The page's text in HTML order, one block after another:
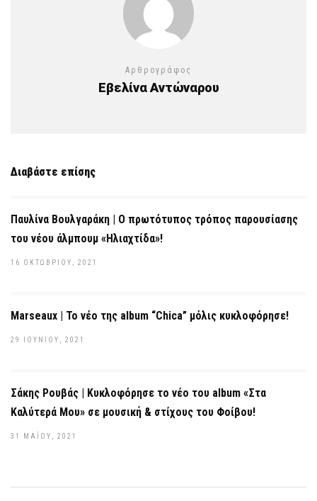
Αρθρογράφος
Εβελίνα Αντώναρου
Διαβάστε επίσης
Παυλίνα Βουλγαράκη | Ο πρωτότυπος τρόπος παρουσίασης
του νέου άλμπουμ «Ηλιαχτίδα»!
16 ΟΚΤΩΒΡΊΟΥ, 2021
Marseaux | Το νέο της album “Chica” μόλις κυκλοφόρησε!
29 ΙΟΥΝΊΟΥ, 2021
Σάκης Ρουβάς | Κυκλοφόρησε το νέο του album «Στα
Καλύτερά Μου» σε μουσική & στίχους του Φοίβου!
31 ΜΑΪ́ΟΥ, 2021